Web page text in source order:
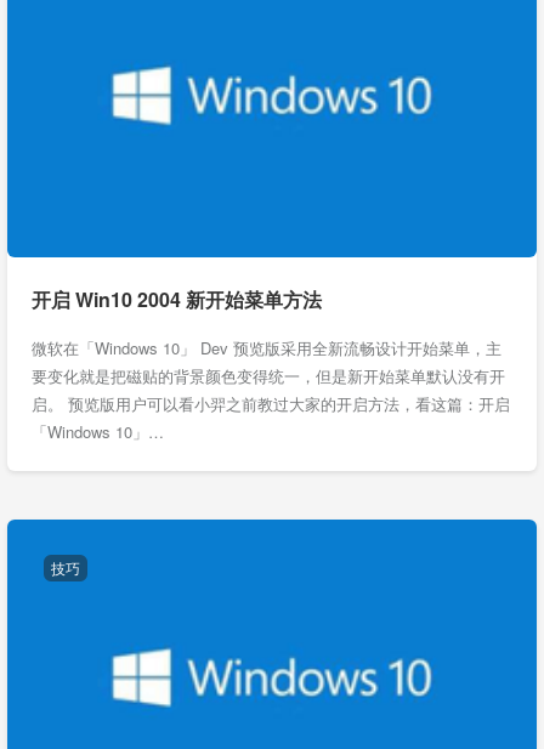
开启 Win10 2004 新开始菜单方法
微软在「Windows 10」 Dev 预览版采用全新流畅设计开始菜单，主
要变化就是把磁贴的背景颜色变得统一，但是新开始菜单默认没有开
启。 预览版用户可以看小羿之前教过大家的开启方法，看这篇：开启
「Windows 10」…
技巧